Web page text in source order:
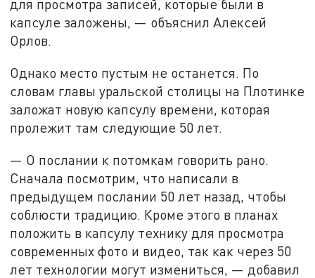
для просмотра записей, которые были в
капсуле заложены, — объяснил Алексей
Орлов.
Однако место пустым не останется. По
словам главы уральской столицы на Плотинке
заложат новую капсулу времени, которая
пролежит там следующие 50 лет.
— О послании к потомкам говорить рано.
Сначала посмотрим, что написали в
предыдущем послании 50 лет назад, чтобы
соблюсти традицию. Кроме этого в планах
положить в капсулу технику для просмотра
современных фото и видео, так как через 50
лет технологии могут измениться, — добавил